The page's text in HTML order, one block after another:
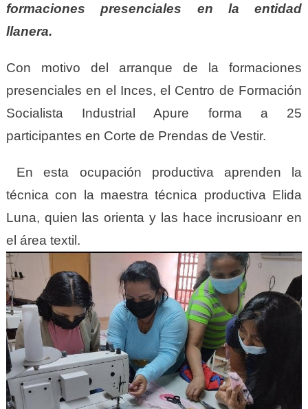
formaciones presenciales en la entidad
llanera.
Con motivo del arranque de la formaciones
presenciales en el Inces, el Centro de Formación
Socialista Industrial Apure forma a 25
participantes en Corte de Prendas de Vestir.
En esta ocupación productiva aprenden la
técnica con la maestra técnica productiva Elida
Luna, quien las orienta y las hace incrusioanr en
el área textil.